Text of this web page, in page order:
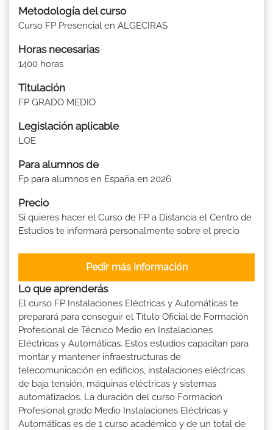
Metodología del curso
Curso FP Presencial en ALGECIRAS
Horas necesarias
1400 horas
Titulación
FP GRADO MEDIO
Legislación aplicable
LOE
Para alumnos de
Fp para alumnos en España en 2026
Precio
Si quieres hacer el Curso de FP a Distancia el Centro de
Estudios te informará personalmente sobre el precio
Pedir más Información
Lo que aprenderás
El curso FP Instalaciones Eléctricas y Automáticas te
preparará para conseguir el Título Oficial de Formación
Profesional de Técnico Medio en Instalaciones
Eléctricas y Automáticas. Estos estudios capacitan para
montar y mantener infraestructuras de
telecomunicación en edificios, instalaciones eléctricas
de baja tensión, máquinas eléctricas y sistemas
automatizados. La duración del curso Formacion
Profesional grado Medio Instalaciones Eléctricas y
Automáticas es de 1 curso académico y de un total de